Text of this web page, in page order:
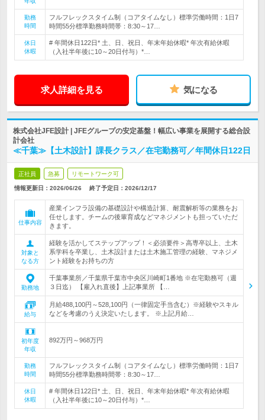
勤務
時間
フルフレックスタイム制（コアタイムなし）標準労働時間：1日7
時間55分標準勤務時間帯：8:30～17…
休日
休暇
# 年間休日122日* 土、日、祝日、年末年始休暇* 年次有給休暇
（入社半年後に10～20日付与）*…
求人詳細を見る 気になる
株式会社JFE設計 | JFEグループの安定基盤！幅広い事業を展開する総合設
計会社
≪千葉≫【土木設計】課長クラス／在宅勤務可／年間休日122日
正社員 急募 リモートワーク可
情報更新日：2026/06/26 終了予定日： 2026/12/17
仕事内容
産業インフラ設備の基礎設計や構造計算、耐震解析等の業務をお
任せします。チームの後輩育成などマネジメントも担っていただ
きます。
対象と
なる方
経験を活かしてステップアップ！＜必須要件＞高専卒以上、土木
系学科を卒業し、土木設計または土木施工管理の経験、マネジメ
ント経験をお持ちの方
勤務地
千葉事業所／千葉県千葉市中央区川崎町1番地 ※在宅勤務可（週
３日迄） 【雇入れ直後】上記事業所 【…
給与
月給488,100円～528,100円（一律固定手当含む）※経験やスキル
などを考慮のうえ決定いたします。 ※上記月給…
初年度
年収
892万円～968万円
勤務
時間
フルフレックスタイム制（コアタイムなし）標準労働時間：1日7
時間55分標準勤務時間帯：8:30～17…
休日
休暇
# 年間休日122日* 土、日、祝日、年末年始休暇* 年次有給休暇
（入社半年後に10～20日付与）*…